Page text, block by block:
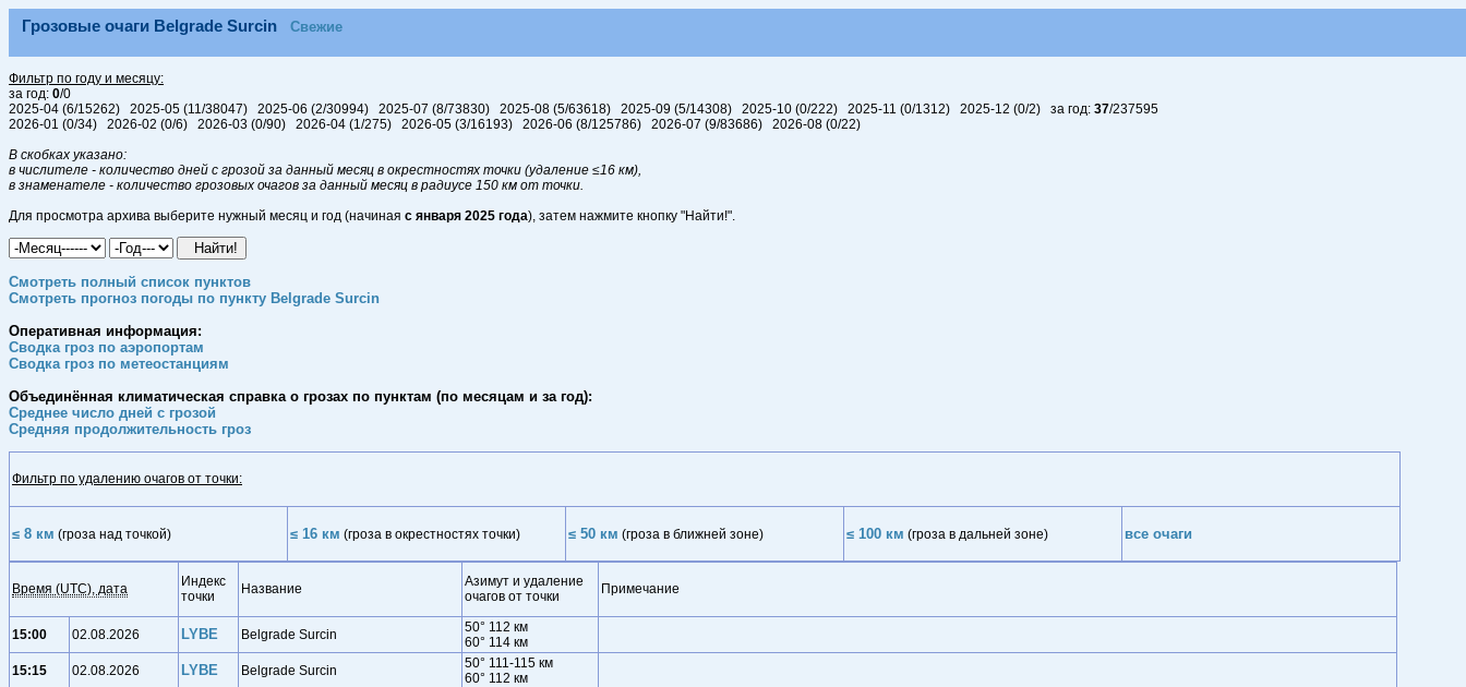
Грозовые очаги Belgrade Surcin Свежие
Фильтр по году и месяцу:
за год: 0/0
2025-04 (6/15262) 2025-05 (11/38047) 2025-06 (2/30994) 2025-07 (8/73830) 2025-08 (5/63618) 2025-09 (5/14308) 2025-10 (0/222) 2025-11 (0/1312) 2025-12 (0/2) за год: 37/237595
2026-01 (0/34) 2026-02 (0/6) 2026-03 (0/90) 2026-04 (1/275) 2026-05 (3/16193) 2026-06 (8/125786) 2026-07 (9/83686) 2026-08 (0/22)
В скобках указано:
в числителе - количество дней с грозой за данный месяц в окрестностях точки (удаление ≤16 км),
в знаменателе - количество грозовых очагов за данный месяц в радиусе 150 км от точки.
Для просмотра архива выберите нужный месяц и год (начиная с января 2025 года), затем нажмите кнопку "Найти!".
Смотреть полный список пунктов
Смотреть прогноз погоды по пункту Belgrade Surcin
Оперативная информация:
Сводка гроз по аэропортам
Сводка гроз по метеостанциям
Объединённая климатическая справка о грозах по пунктам (по месяцам и за год):
Среднее число дней с грозой
Средняя продолжительность гроз
Фильтр по удалению очагов от точки:
≤ 8 км (гроза над точкой) ≤ 16 км (гроза в окрестностях точки) ≤ 50 км (гроза в ближней зоне) ≤ 100 км (гроза в дальней зоне) все очаги
Время (UTC), дата
Индекс
точки
Название
Азимут и удаление
очагов от точки
Примечание
15:00 02.08.2026 LYBE Belgrade Surcin
50° 112 км
60° 114 км
15:15
02.08.2026 LYBE Belgrade Surcin
50° 111-115 км
60° 112 км